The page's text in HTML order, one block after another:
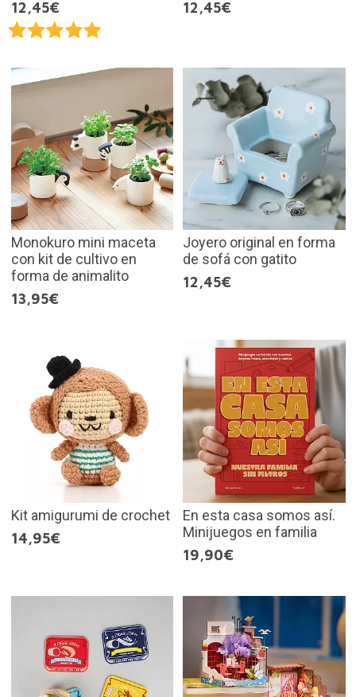
12,45€ 12,45€
Monokuro mini maceta
con kit de cultivo en
forma de animalito
13,95€
Joyero original en forma
de sofá con gatito
12,45€
Kit amigurumi de crochet
14,95€
En esta casa somos así.
Minijuegos en familia
19,90€